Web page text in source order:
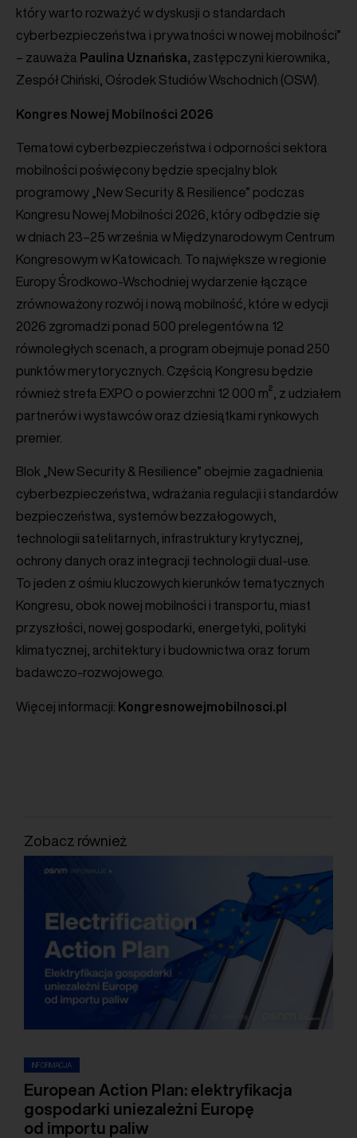
który warto rozważyć w dyskusji o standardach
cyberbezpieczeństwa i prywatności w nowej mobilności”
– zauważa Paulina Uznańska, zastępczyni kierownika,
Zespół Chiński, Ośrodek Studiów Wschodnich (OSW).
Kongres Nowej Mobilności 2026
Tematowi cyberbezpieczeństwa i odporności sektora
mobilności poświęcony będzie specjalny blok
programowy „New Security & Resilience” podczas
Kongresu Nowej Mobilności 2026, który odbędzie się
w dniach 23–25 września w Międzynarodowym Centrum
Kongresowym w Katowicach. To największe w regionie
Europy Środkowo-Wschodniej wydarzenie łączące
zrównoważony rozwój i nową mobilność, które w edycji
2026 zgromadzi ponad 500 prelegentów na 12
równoległych scenach, a program obejmuje ponad 250
punktów merytorycznych. Częścią Kongresu będzie
również strefa EXPO o powierzchni 12 000 m², z udziałem
partnerów i wystawców oraz dziesiątkami rynkowych
premier.
Blok „New Security & Resilience” obejmie zagadnienia
cyberbezpieczeństwa, wdrażania regulacji i standardów
bezpieczeństwa, systemów bezzałogowych,
technologii satelitarnych, infrastruktury krytycznej,
ochrony danych oraz integracji technologii dual-use.
To jeden z ośmiu kluczowych kierunków tematycznych
Kongresu, obok nowej mobilności i transportu, miast
przyszłości, nowej gospodarki, energetyki, polityki
klimatycznej, architektury i budownictwa oraz forum
badawczo-rozwojowego.
Więcej informacji: Kongresnowejmobilnosci.pl
Zobacz również
INFORMACJA
European Action Plan: elektryfikacja
gospodarki uniezależni Europę
od importu paliw